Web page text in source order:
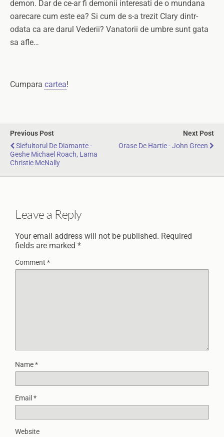
demon. Dar de ce-ar fi demonii interesati de o mundana
oarecare cum este ea? Si cum de s-a trezit Clary dintr-
odata ca are darul Vederii? Vanatorii de umbre sunt gata
sa afle…
Cumpara cartea!
Previous Post
Slefuitorul De Diamante -
Geshe Michael Roach, Lama
Christie McNally
Next Post
Orase De Hartie - John Green
Leave a Reply
Your email address will not be published. Required
fields are marked *
Comment *
Name*
Email *
Website